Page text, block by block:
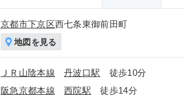
京都市下京区西七条東御前田町
地図を見る
ＪＲ山陰本線 丹波口駅 徒歩10分
阪急京都本線
西院駅 徒歩14分